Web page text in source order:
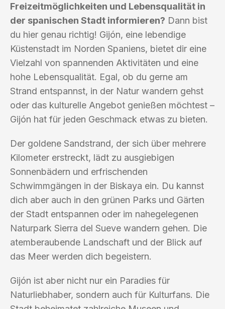
Freizeitmöglichkeiten und Lebensqualität in
der spanischen Stadt informieren? Dann bist
du hier genau richtig! Gijón, eine lebendige
Küstenstadt im Norden Spaniens, bietet dir eine
Vielzahl von spannenden Aktivitäten und eine
hohe Lebensqualität. Egal, ob du gerne am
Strand entspannst, in der Natur wandern gehst
oder das kulturelle Angebot genießen möchtest –
Gijón hat für jeden Geschmack etwas zu bieten.
Der goldene Sandstrand, der sich über mehrere
Kilometer erstreckt, lädt zu ausgiebigen
Sonnenbädern und erfrischenden
Schwimmgängen in der Biskaya ein. Du kannst
dich aber auch in den grünen Parks und Gärten
der Stadt entspannen oder im nahegelegenen
Naturpark Sierra del Sueve wandern gehen. Die
atemberaubende Landschaft und der Blick auf
das Meer werden dich begeistern.
Gijón ist aber nicht nur ein Paradies für
Naturliebhaber, sondern auch für Kulturfans. Die